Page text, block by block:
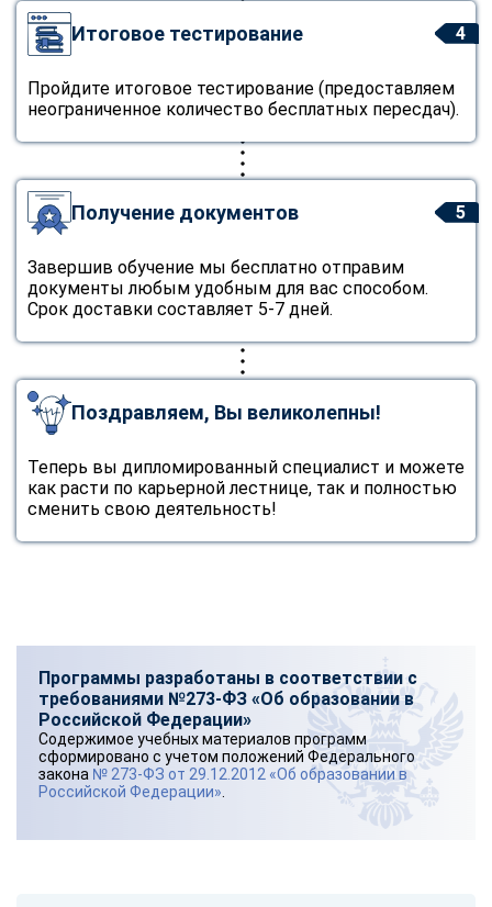
4
Итоговое тестирование
Пройдите итоговое тестирование (предоставляем
неограниченное количество бесплатных пересдач).
5
Получение документов
Завершив обучение мы бесплатно отправим
документы любым удобным для вас способом.
Срок доставки составляет 5-7 дней.
Поздравляем, Вы великолепны!
Теперь вы дипломированный специалист и можете
как расти по карьерной лестнице, так и полностью
сменить свою деятельность!
Программы разработаны в соответствии с
требованиями №273-ФЗ «Об образовании в
Российской Федерации»
Содержимое учебных материалов программ
сформировано с учетом положений Федерального
закона № 273-ФЗ от 29.12.2012 «Об образовании в
Российской Федерации»